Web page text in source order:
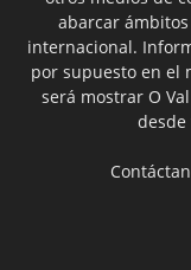
abarcar
internacional.
por supuesto en el
será mostrar O
desde